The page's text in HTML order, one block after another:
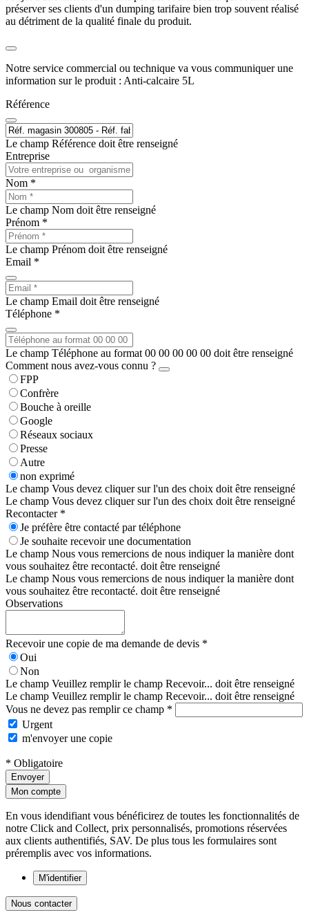
préserver ses clients d'un dumping tarifaire bien trop souvent réalisé
au détriment de la qualité finale du produit.
Notre service commercial ou technique va vous communiquer une
information sur le produit : Anti-calcaire 5L
Référence
Le champ Référence doit être renseigné
Entreprise
Nom *
Le champ Nom doit être renseigné
Prénom *
Le champ Prénom doit être renseigné
Email *
Le champ Email doit être renseigné
Téléphone *
Le champ Téléphone au format 00 00 00 00 00 doit être renseigné
Comment nous avez-vous connu ?
FPP
Confrère
Bouche à oreille
Google
Réseaux sociaux
Presse
Autre
non exprimé
Le champ Vous devez cliquer sur l'un des choix doit être renseigné
Le champ Vous devez cliquer sur l'un des choix doit être renseigné
Recontacter *
Je préfère être contacté par téléphone
Je souhaite recevoir une documentation
Le champ Nous vous remercions de nous indiquer la manière dont
vous souhaitez être recontacté. doit être renseigné
Le champ Nous vous remercions de nous indiquer la manière dont
vous souhaitez être recontacté. doit être renseigné
Observations
Recevoir une copie de ma demande de devis *
Oui
Non
Le champ Veuillez remplir le champ Recevoir... doit être renseigné
Le champ Veuillez remplir le champ Recevoir... doit être renseigné
Vous ne devez pas remplir ce champ *
Urgent
m'envoyer une copie
* Obligatoire
Envoyer
Mon compte
En vous idendifiant vous bénéficirez de toutes les fonctionnalités de
notre Click and Collect, prix personnalisés, promotions réservées
aux clients authentifiés, SAV. De plus tous les formulaires sont
préremplis avec vos informations.
M'identifier
Nous contacter